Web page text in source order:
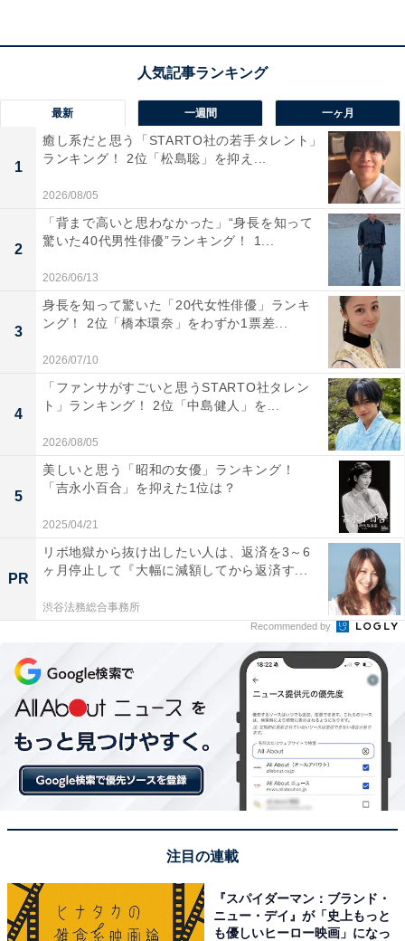
からないが、独創的でおしゃれだと思う」（広島県／20
代女性）、「独特なオシャレファッションをしている。
それも似合っている」（東京都／30代女性）などのコメ
ントが寄せられました。
1位：ジェシー
View this post on Instagram
最新 一週間 一ヶ月
1
癒し系だと思う「STARTO社の若手タレント」
ランキング！ 2位「松島聡」を抑え...
2026/08/05
2
「背まで高いと思わなかった」“身長を知って
驚いた40代男性俳優”ランキング！ 1...
2026/06/13
3
身長を知って驚いた「20代女性俳優」ランキ
ング！ 2位「橋本環奈」をわずか1票差...
2026/07/10
4
「ファンサがすごいと思うSTARTO社タレン
ト」ランキング！ 2位「中島健人」を...
2026/08/05
5
美しいと思う「昭和の女優」ランキング！
「吉永小百合」を抑えた1位は？
2025/04/21
PR
リボ地獄から抜け出したい人は、返済を3～6
ヶ月停止して『大幅に減額してから返済す...
渋谷法務総合事務所
Recommended by
注目の連載
『スパイダーマン：ブランド・
ニュー・デイ』が「史上もっと
も優しいヒーロー映画」になっ